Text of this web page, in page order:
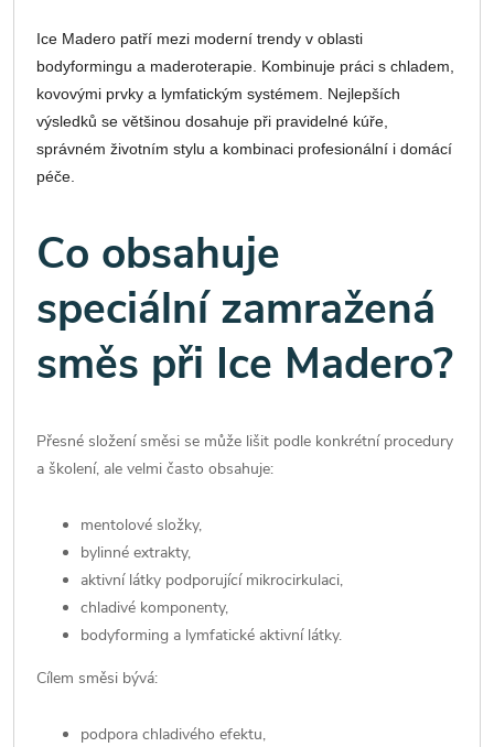
Ice Madero patří mezi moderní trendy v oblasti
bodyformingu a maderoterapie. Kombinuje práci s chladem,
kovovými prvky a lymfatickým systémem. Nejlepších
výsledků se většinou dosahuje při pravidelné kúře,
správném životním stylu a kombinaci profesionální i domácí
péče.
Co obsahuje
speciální zamražená
směs při Ice Madero?
Přesné složení směsi se může lišit podle konkrétní procedury
a školení, ale velmi často obsahuje:
mentolové složky,
bylinné extrakty,
aktivní látky podporující mikrocirkulaci,
chladivé komponenty,
bodyforming a lymfatické aktivní látky.
Cílem směsi bývá:
podpora chladivého efektu,